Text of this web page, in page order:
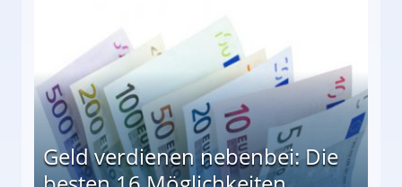
Geld verdienen nebenbei: Die